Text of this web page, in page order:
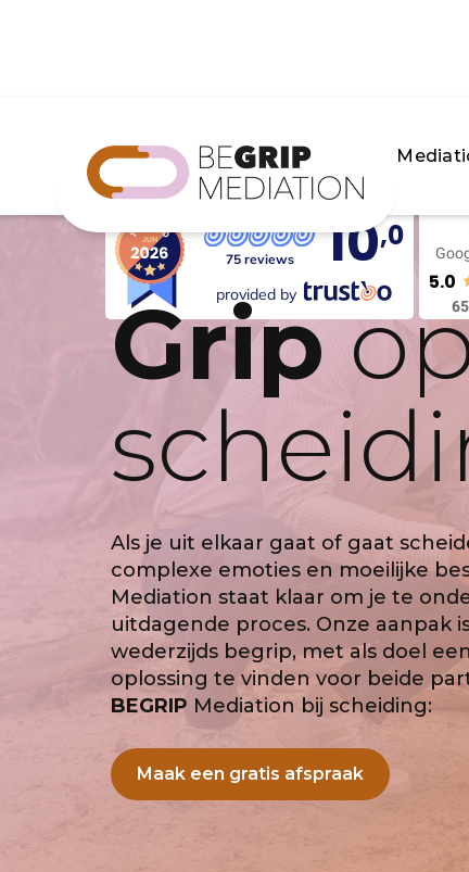
75 reviews 10,0
provided by
5.0
65
Grip
Als je uit elkaar gaat of gaat
complexe emoties en moeilijke
Mediation staat klaar om je te
uitdagende proces. Onze aanpak
wederzijds begrip, met als doel
oplossing te vinden voor beide
BEGRIP Mediation bij scheiding:
Maak een gratis afspraak